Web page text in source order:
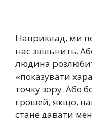
Наприклад, ми
нас звільнить.
людина
«показувати
точку зору. Або
грошей, якщо,
стане давати